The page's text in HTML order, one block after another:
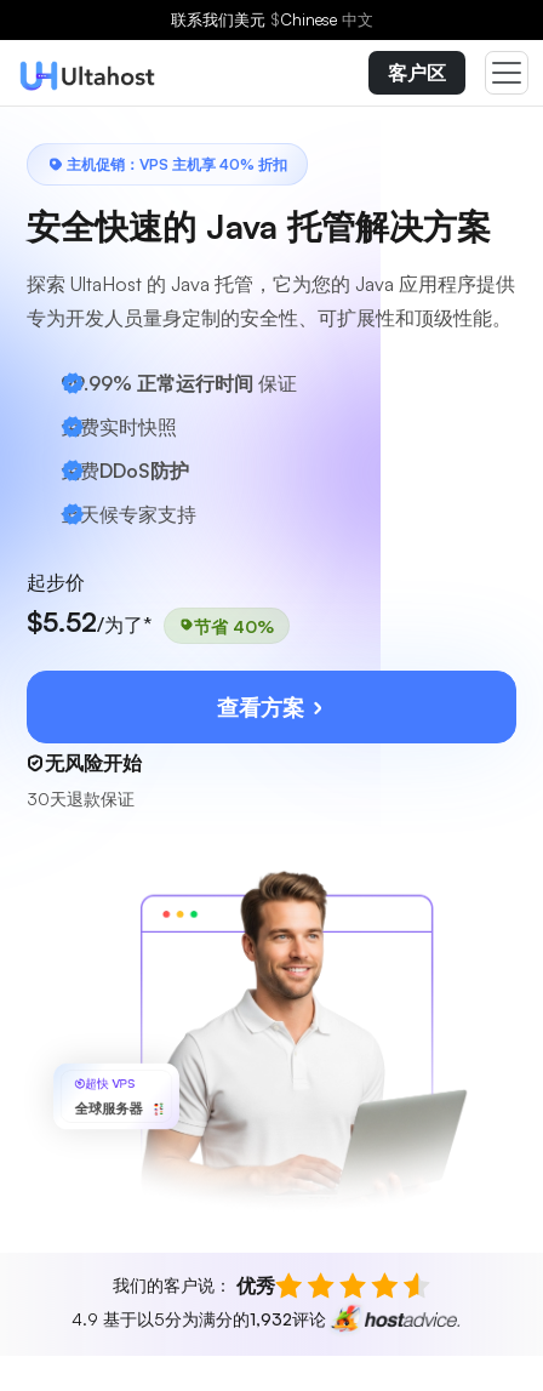
联系我们美元 $Chinese 中文
客户区
主机促销：VPS 主机享 40% 折扣
安全快速的 Java 托管解决方案
探索 UltaHost 的 Java 托管，它为您的 Java 应用程序提供
专为开发人员量身定制的安全性、可扩展性和顶级性能。
99.99% 正常运行时间 保证
免费实时快照
免费DDoS防护
全天候专家支持
起步价
$5.52/为了* 节省 40%
查看方案
无风险开始
30天退款保证
超快 VPS
全球服务器
我们的客户说： 优秀
4.9 基于以5分为满分的1,932评论